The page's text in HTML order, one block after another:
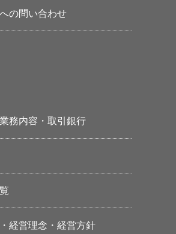
の問い合わせ
務内容・取引銀行
経営理念・経営方針